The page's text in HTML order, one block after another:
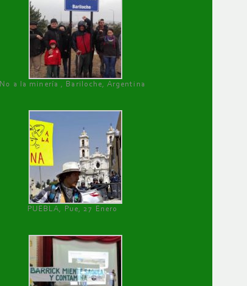
No a la minería , Bariloche, Argentina
PUEBLA, Pue, 27 Enero